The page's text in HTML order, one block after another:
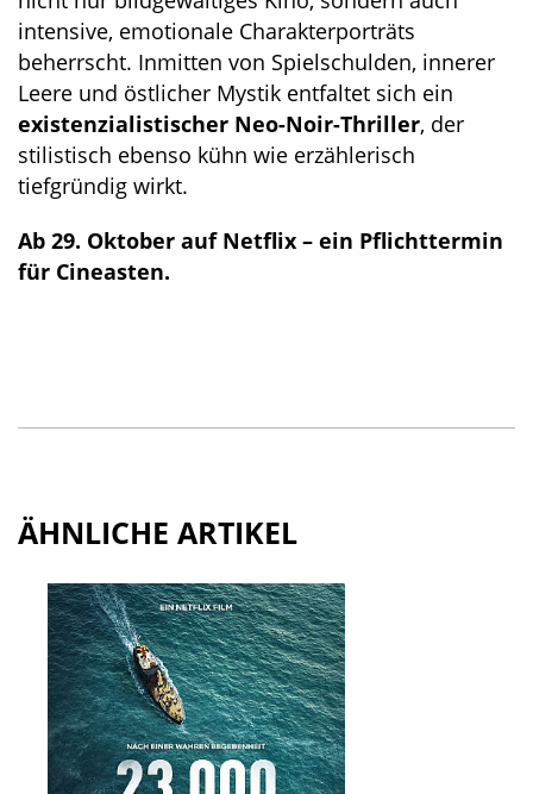
intensive, emotionale Charakterporträts
beherrscht. Inmitten von Spielschulden, innerer
Leere und östlicher Mystik entfaltet sich ein
existenzialistischer Neo-Noir-Thriller, der
stilistisch ebenso kühn wie erzählerisch
tiefgründig wirkt.
Ab 29. Oktober auf Netflix – ein Pflichttermin
für Cineasten.
ÄHNLICHE ARTIKEL